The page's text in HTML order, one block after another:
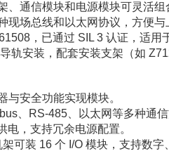
、通信模块和电源模块可灵活组
现场总线和以太网协议，方便与
，已通过 SIL 3 认证，适用
导轨安装，配套安装支架（如
与安全功能实现模块。
、RS‑485、以太网等多种通信
电，支持冗余电源配置。
架可装 16 个 I/O 模块，支持数字